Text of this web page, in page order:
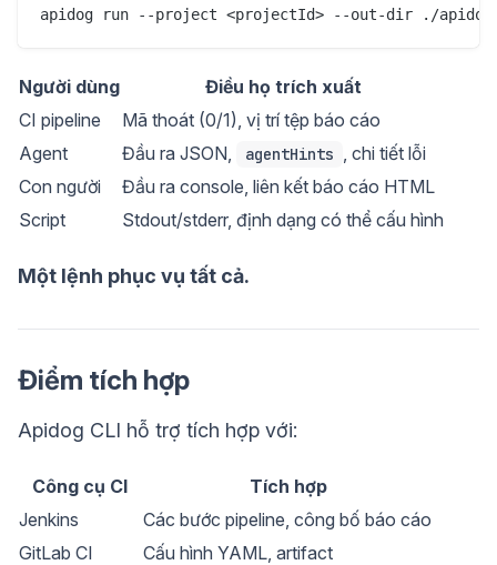
apidog run --project <projectId> --out-dir ./
Người dùng
Điều họ trích xuất
CI pipeline
Mã thoát (0/1), vị trí tệp báo cáo
Agent
Đầu ra JSON, agentHints
, chi tiết lỗi
Con người
Đầu ra console, liên kết báo cáo HTML
Script
Stdout/stderr, định dạng có thể cấu hình
Một lệnh phục vụ tất cả.
Điểm tích hợp
Apidog CLI hỗ trợ tích hợp với:
Công cụ CI
Tích hợp
Jenkins
Các bước pipeline, công bố báo cáo
GitLab CI
Cấu hình YAML, artifact